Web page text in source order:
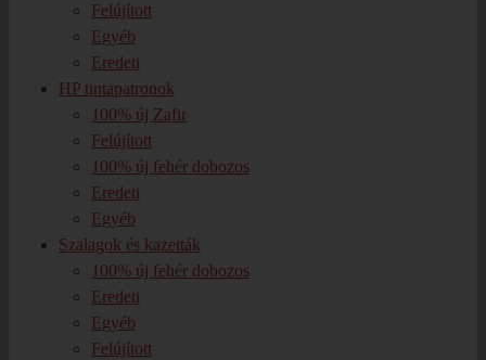
Felújított
Egyéb
Eredeti
HP tintapatronok
100% új Zafir
Felújított
100% új fehér dobozos
Eredeti
Egyéb
Szalagok és kazetták
100% új fehér dobozos
Eredeti
Egyéb
Felújított